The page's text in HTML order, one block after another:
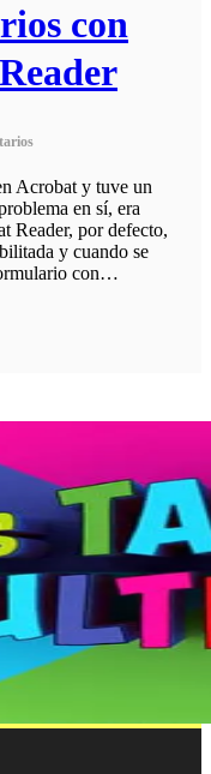
con
Acrobat y tuve un
en sí, era
Reader, por defecto,
y cuando se
con…